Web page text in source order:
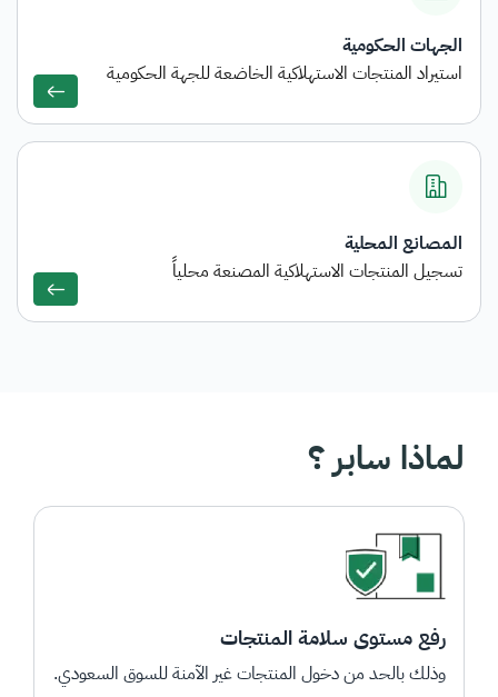
الجهات الحكومية
استيراد المنتجات الاستهلاكية الخاضعة للجهة الحكومية
المصانع المحلية
تسجيل المنتجات الاستهلاكية المصنعة محلياً
لماذا سابر ؟
رفع مستوى سلامة المنتجات
وذلك بالحد من دخول المنتجات غير الآمنة للسوق السعودي.